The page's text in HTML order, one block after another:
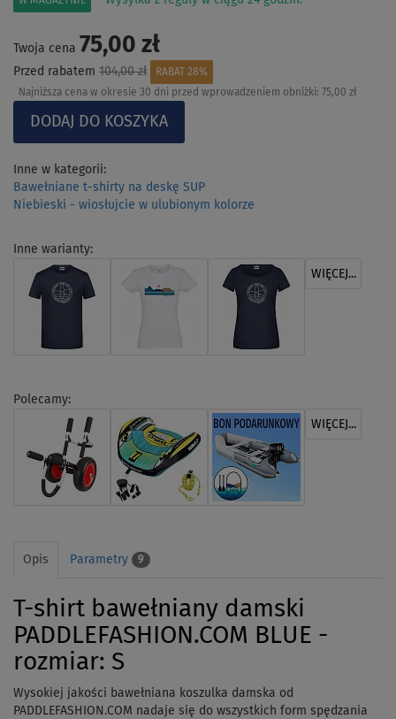
Twoja cena 75,00 zł
Przed rabatem 104,00 zł
RABAT 28%
Najniższa cena w okresie 30 dni przed wprowadzeniem obniżki: 75,00 zł
Inne w kategorii:
Bawełniane t-shirty na deskę SUP
Niebieski - wiosłujcie w ulubionym kolorze
Inne warianty:
WIĘCEJ...
Polecamy:
WIĘCEJ...
Opis Parametry 9
T-shirt bawełniany damski
PADDLEFASHION.COM BLUE -
rozmiar: S
Wysokiej jakości bawełniana koszulka damska od
PADDLEFASHION.COM nadaje się do wszystkich form spędzania